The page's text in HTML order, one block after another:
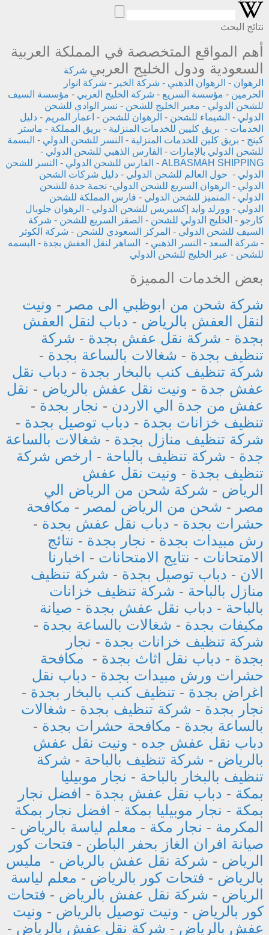
نتائج البحث
أهم المواقع المتخصصة في المملكة العربية
السعودية ودول الخليج العربي شركة
الرهوان - الرهوان الذهبي - شركة الخير - شركة انوار
الحرمين - مؤسسة السريع - شركة الخليج العربي - مؤسسة السيف
للشحن الدولي - معبر الخليج للشحن - نسر الوادي للشحن
الدولي - الشيماء للشحن - الرهوان للشحن - اعمار المريم - دليل
الخدمات - بريق كليين للخدمات المنزلية - بريق المملكة - ماستر
كينج - بريق كلين للخدمات المنزلية - النسر للشحن الدولي - البسمة
للشحن الدولي بالإمارات - الفارس الذهبي للشحن الدولي -
ALBASMAH SHIPPING
- الفارس للشحن الدولي - النسر للشحن
الدولي - حول العالم للشحن الدولي - دليل شركات الشحن
الدولي - الرهوان السريع للشحن الدولي- نجمة جدة للشحن
الدولي - المتميز للشحن الدولي - فارس المملكة للشحن
الدولي - وورلد وايد إكسبريس للشحن الدولي - الرهوان جلوبال
كارجو - الخليج الدولي للشحن - الصقر السريع للشحن - شركة
السيف للشحن الدولي - المركز السعودي للشحن - شركة الكوثر
- شركة السعد - النسر الذهبي - الساهر لنقل العفش بجدة - البسمه
للشحن - عبر الخليج للشحن الدولي
بعض الخدمات المميزة
شركة شحن من ابوظبي الى مصر - ونيت
لنقل العفش بالرياض - دباب لنقل العفش
بجدة - شركة نقل عفش بجدة - شركة
تنظيف بجدة - شغالات بالساعة بجدة -
شركة تنظيف كنب بالبخار بجدة - دباب نقل
عفش جدة - ونيت نقل عفش بالرياض - نقل
عفش من جدة الي الاردن - نجار بجدة -
تنظيف خزانات بجدة - دباب توصيل بجدة -
شركة تنظيف منازل بجدة - شغالات بالساعة
جدة - شركة تنظيف بالباحة - ارخص شركة
تنظيف بجدة - ونيت نقل عفش
الرياض - شركة شحن من الرياض الي
مصر - شحن من الرياض لمصر - مكافحة
حشرات بجدة - دباب نقل عفش بجدة -
رش مبيدات بجدة - نجار بجدة - نتائج
الامتحانات - نتايج الامتحانات -
اخبارنا
الان - دباب توصيل بجدة - شركة تنظيف
منازل بالباحة - شركة تنظيف خزانات
بالباحة - دباب نقل عفش بجدة - صيانة
مكيفات بجدة - شغالات بالساعة بجدة -
شركة تنظيف خزانات بجدة - نجار
بجدة - دباب نقل اثاث بجدة - مكافحة
حشرات ورش مبيدات بجدة - دباب نقل
اغراض بجدة - تنظيف كنب بالبخار بجدة -
نجار بجدة - شركة تنظيف بجدة - شغالات
بالساعة بجدة - مكافحة حشرات بجدة -
دباب نقل عفش جده - ونيت نقل عفش
بالرياض - شركة تنظيف بالباحة - شركة
تنظيف بالبخار بالباحة - نجار موبيليا
بمكة - دباب نقل عفش بجدة - افضل نجار
بمكة - نجار موبيليا بمكة - افضل نجار بمكة
المكرمة - نجار مكة - معلم لياسة بالرياض -
صيانة افران الغاز بحفر الباطن - فتحات كور
الرياض - شركة نقل عفش بالرياض - مليس
بالرياض - فتحات كور بالرياض - معلم لياسة
الرياض - شركة نقل عفش بالرياض - فتحات
كور بالرياض - ونيت توصيل بالرياض - ونيت
عفش بالرياض - شركة نقل عفش بالرياض -